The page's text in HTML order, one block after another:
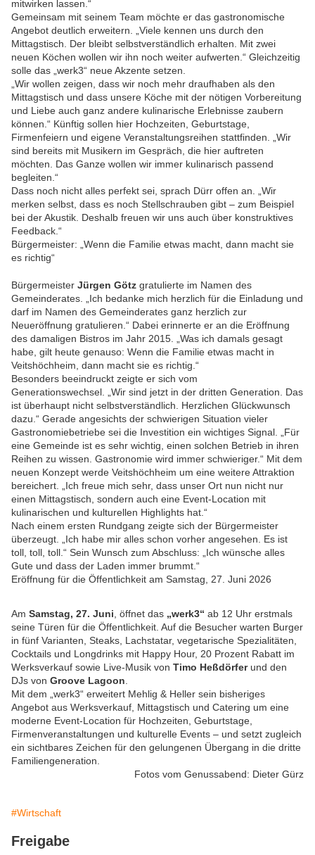
mitwirken lassen.“
Gemeinsam mit seinem Team möchte er das gastronomische
Angebot deutlich erweitern. „Viele kennen uns durch den
Mittagstisch. Der bleibt selbstverständlich erhalten. Mit zwei
neuen Köchen wollen wir ihn noch weiter aufwerten.“ Gleichzeitig
solle das „werk3“ neue Akzente setzen.
„Wir wollen zeigen, dass wir noch mehr draufhaben als den
Mittagstisch und dass unsere Köche mit der nötigen Vorbereitung
und Liebe auch ganz andere kulinarische Erlebnisse zaubern
können.“ Künftig sollen hier Hochzeiten, Geburtstage,
Firmenfeiern und eigene Veranstaltungsreihen stattfinden. „Wir
sind bereits mit Musikern im Gespräch, die hier auftreten
möchten. Das Ganze wollen wir immer kulinarisch passend
begleiten.“
Dass noch nicht alles perfekt sei, sprach Dürr offen an. „Wir
merken selbst, dass es noch Stellschrauben gibt – zum Beispiel
bei der Akustik. Deshalb freuen wir uns auch über konstruktives
Feedback.“
Bürgermeister: „Wenn die Familie etwas macht, dann macht sie
es richtig“
Bürgermeister Jürgen Götz gratulierte im Namen des
Gemeinderates. „Ich bedanke mich herzlich für die Einladung und
darf im Namen des Gemeinderates ganz herzlich zur
Neueröffnung gratulieren.“ Dabei erinnerte er an die Eröffnung
des damaligen Bistros im Jahr 2015. „Was ich damals gesagt
habe, gilt heute genauso: Wenn die Familie etwas macht in
Veitshöchheim, dann macht sie es richtig.“
Besonders beeindruckt zeigte er sich vom
Generationswechsel. „Wir sind jetzt in der dritten Generation. Das
ist überhaupt nicht selbstverständlich. Herzlichen Glückwunsch
dazu.“ Gerade angesichts der schwierigen Situation vieler
Gastronomiebetriebe sei die Investition ein wichtiges Signal. „Für
eine Gemeinde ist es sehr wichtig, einen solchen Betrieb in ihren
Reihen zu wissen. Gastronomie wird immer schwieriger.“ Mit dem
neuen Konzept werde Veitshöchheim um eine weitere Attraktion
bereichert. „Ich freue mich sehr, dass unser Ort nun nicht nur
einen Mittagstisch, sondern auch eine Event-Location mit
kulinarischen und kulturellen Highlights hat.“
Nach einem ersten Rundgang zeigte sich der Bürgermeister
überzeugt. „Ich habe mir alles schon vorher angesehen. Es ist
toll, toll, toll.“ Sein Wunsch zum Abschluss: „Ich wünsche alles
Gute und dass der Laden immer brummt.“
Eröffnung für die Öffentlichkeit am Samstag, 27. Juni 2026
Am Samstag, 27. Juni , öffnet das „werk3“ ab 12 Uhr erstmals
seine Türen für die Öffentlichkeit. Auf die Besucher warten Burger
in fünf Varianten, Steaks, Lachstatar, vegetarische Spezialitäten,
Cocktails und Longdrinks mit Happy Hour, 20 Prozent Rabatt im
Werksverkauf sowie Live-Musik von Timo Heßdörferund den
DJs von Groove Lagoon
Mit dem „werk3“ erweitert Mehlig & Heller sein bisheriges
Angebot aus Werksverkauf, Mittagstisch und Catering um eine
moderne Event-Location für Hochzeiten, Geburtstage,
Firmenveranstaltungen und kulturelle Events – und setzt zugleich
ein sichtbares Zeichen für den gelungenen Übergang in die dritte
Familiengeneration.
Fotos vom Genussabend: Dieter Gürz
#Wirtschaft
Freigabe